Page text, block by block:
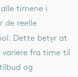
timene i
de reelle
Dette betyr at
fra time til
og